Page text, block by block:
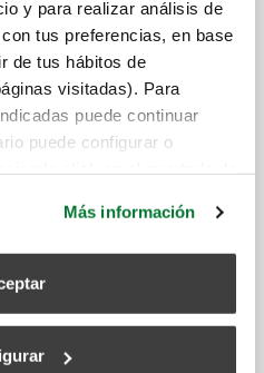
y para realizar análisis de
tus preferencias, en base
de tus hábitos de
visitadas). Para
puede continuar
puede configurar o
Más información
e
das bocas.
correto de
24/48 horas
não incluídos)